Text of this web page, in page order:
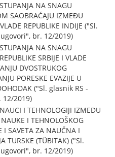
NA SNAGU
SAOBRAĆAJU IZMEĐU
REPUBLIKE INDIJE ("Sl.
br. 12/2019)
NA SNAGU
SRBIJE I VLADE
DVOSTRUKOG
PORESKE EVAZIJE U
("Sl. glasnik RS -
2019)
I TEHNOLOGIJI IZMEĐU
I TEHNOLOŠKOG
I SAVETA ZA NAUČNA I
TURSKE (TÜBITAK) ("Sl.
br. 12/2019)